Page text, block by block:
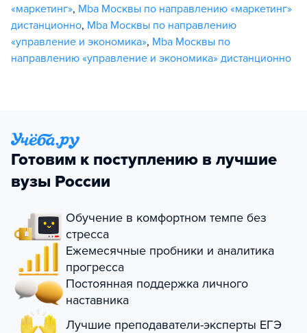
«маркетинг», Mba Москвы по направлению «маркетинг»
дистанционно, Mba Москвы по направлению
«управление и экономика», Mba Москвы по
направлению «управление и экономика» дистанционно
Готовим к поступлению в лучшие
вузы России
Обучение в комфортном темпе без
стресса
Ежемесячные пробники и аналитика
прогресса
Постоянная поддержка личного
наставника
Лучшие преподаватели-эксперты ЕГЭ